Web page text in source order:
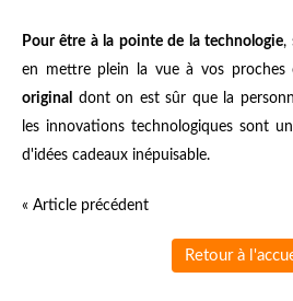
Pour être à la pointe de la technologie,
en mettre plein la vue à vos proches
original
dont on est sûr que la
les innovations technologiques sont
d'idées cadeaux inépuisable.
« Article précédent
Retour à